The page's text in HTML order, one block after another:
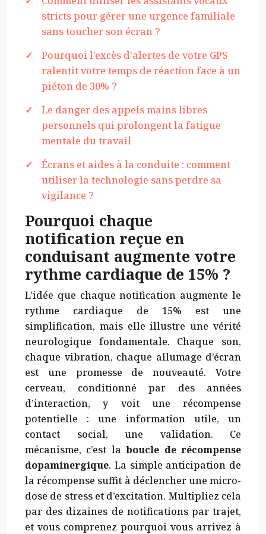
stricts pour gérer une urgence familiale
sans toucher son écran ?
Pourquoi l’excès d’alertes de votre GPS
ralentit votre temps de réaction face à un
piéton de 30% ?
Le danger des appels mains libres
personnels qui prolongent la fatigue
mentale du travail
Écrans et aides à la conduite : comment
utiliser la technologie sans perdre sa
vigilance ?
Pourquoi chaque
notification reçue en
conduisant augmente votre
rythme cardiaque de 15% ?
L’idée que chaque notification augmente le
rythme cardiaque de 15% est une
simplification, mais elle illustre une vérité
neurologique fondamentale. Chaque son,
chaque vibration, chaque allumage d’écran
est une promesse de nouveauté. Votre
cerveau, conditionné par des années
d’interaction, y voit une récompense
potentielle : une information utile, un
contact social, une validation. Ce
mécanisme, c’est laboucle de récompense
dopaminergique. La simple anticipation de
la récompense suffit à déclencher une micro-
dose de stress et d’excitation. Multipliez cela
par des dizaines de notifications par trajet,
et vous comprenez pourquoi vous arrivez à